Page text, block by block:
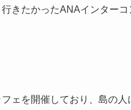
きたかったANAインター
ェを開催しており、島の